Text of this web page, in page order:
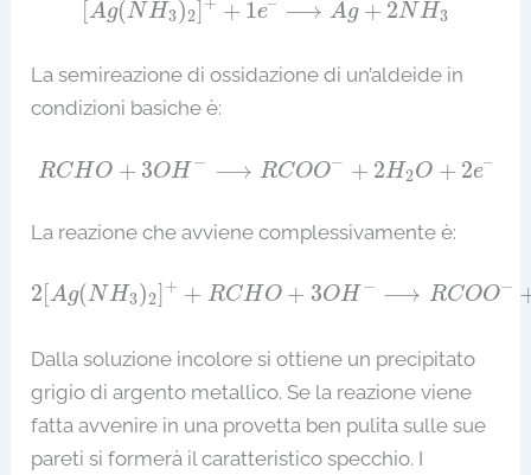
[Ag(NH3)2] + 1e ⟶ Ag + 2NH3
La semireazione di ossidazione di un’aldeide in
condizioni basiche è:
RCH O + 3OH − ⟶ RCOO− + 2H2O + 2e–
RCH O+3OH RCOO−+ H 2 O+ 2e –
La reazione che avviene complessivamente è:
2[Ag(NH3)2] + + RCH O + 3OH − ⟶ RCOO−
2[A g NH 3 2]++RCH O+3OH− ⟶ RCOO−+2
Dalla soluzione incolore si ottiene un precipitato
grigio di argento metallico. Se la reazione viene
fatta avvenire in una provetta ben pulita sulle sue
pareti si formerà il caratteristico specchio. I